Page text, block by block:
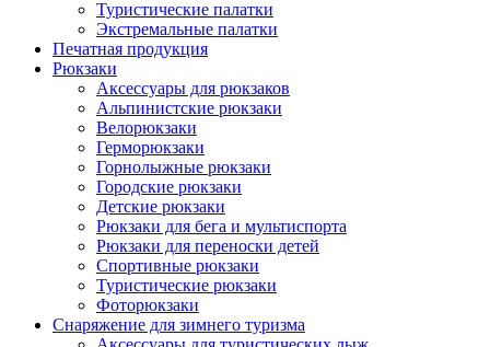
Туристические палатки
Экстремальные палатки
Печатная продукция
Рюкзаки
Аксессуары для рюкзаков
Альпинистские рюкзаки
Велорюкзаки
Герморюкзаки
Горнолыжные рюкзаки
Городские рюкзаки
Детские рюкзаки
Рюкзаки для бега и мультиспорта
Рюкзаки для переноски детей
Спортивные рюкзаки
Туристические рюкзаки
Фоторюкзаки
Снаряжение для зимнего туризма